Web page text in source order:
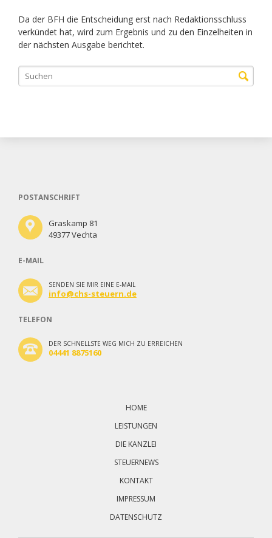
Da der BFH die Entscheidung erst nach Redaktionsschluss
verkündet hat, wird zum Ergebnis und zu den Einzelheiten in
der nächsten Ausgabe berichtet.
POSTANSCHRIFT
Graskamp 81
49377 Vechta
E-MAIL
SENDEN SIE MIR EINE E-MAIL
info@chs-steuern.de
TELEFON
DER SCHNELLSTE WEG MICH ZU ERREICHEN
04441 8875160
HOME
LEISTUNGEN
DIE KANZLEI
STEUERNEWS
KONTAKT
IMPRESSUM
DATENSCHUTZ